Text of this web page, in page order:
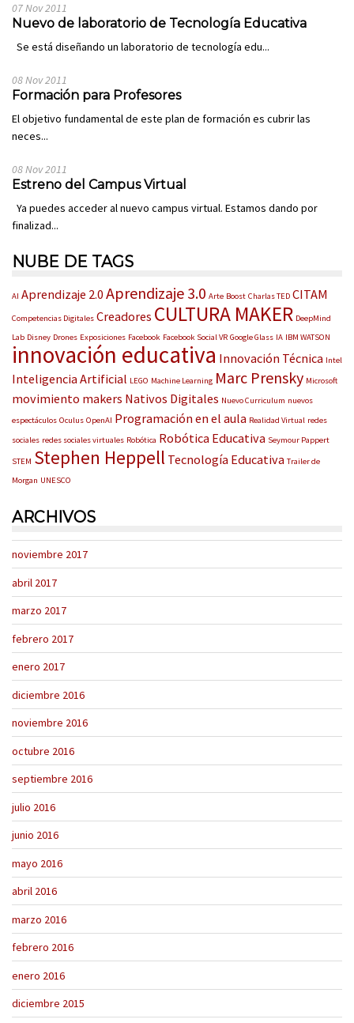
07 Nov 2011
Nuevo de laboratorio de Tecnología Educativa
Se está diseñando un laboratorio de tecnología edu...
08 Nov 2011
Formación para Profesores
El objetivo fundamental de este plan de formación es cubrir las
neces...
08 Nov 2011
Estreno del Campus Virtual
Ya puedes acceder al nuevo campus virtual. Estamos dando por
finalizad...
NUBE DE TAGS
AI Aprendizaje 2.0 Aprendizaje 3.0 Arte Boost Charlas TED CITAM
Competencias Digitales Creadores CULTURA MAKER DeepMind
Lab Disney Drones Exposiciones Facebook Facebook Social VR Google Glass IA IBM WATSON
innovación educativa Innovación Técnica Intel
Inteligencia Artificial LEGO Machine Learning Marc Prensky Microsoft
movimiento makers Nativos Digitales Nuevo Curriculum nuevos
espectáculos Oculus OpenAI Programación en el aula Realidad Virtual redes
sociales redes sociales virtuales Robótica Robótica Educativa Seymour Pappert
STEM Stephen Heppell Tecnología Educativa Trailer de
Morgan UNESCO
ARCHIVOS
noviembre 2017
abril 2017
marzo 2017
febrero 2017
enero 2017
diciembre 2016
noviembre 2016
octubre 2016
septiembre 2016
julio 2016
junio 2016
mayo 2016
abril 2016
marzo 2016
febrero 2016
enero 2016
diciembre 2015